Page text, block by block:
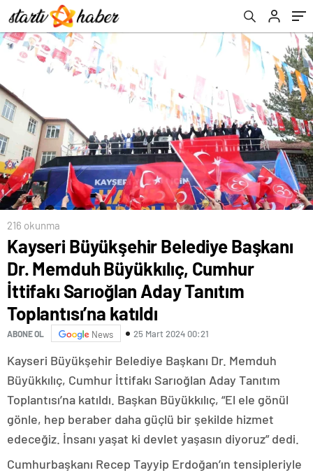
Sarıoğlan Aday Tanıtım Toplantısı’na katıldı
216 okunma
Kayseri Büyükşehir Belediye Başkanı
Dr. Memduh Büyükkılıç, Cumhur
İttifakı Sarıoğlan Aday Tanıtım
Toplantısı’na katıldı
ABONE OL News 25 Mart 2024 00:21
Kayseri Büyükşehir Belediye Başkanı Dr. Memduh
Büyükkılıç, Cumhur İttifakı Sarıoğlan Aday Tanıtım
Toplantısı’na katıldı. Başkan Büyükkılıç, “El ele gönül
gönle, hep beraber daha güçlü bir şekilde hizmet
edeceğiz. İnsanı yaşat ki devlet yaşasın diyoruz” dedi.
Cumhurbaşkanı Recep Tayyip Erdoğan’ın tensipleriyle